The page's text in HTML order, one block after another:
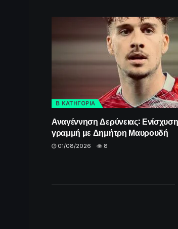
Β ΚΑΤΗΓΟΡΙΑ
Αναγέννηση Δερύνειας:
γραμμή με Δημήτρη Μαυρουδή
01/08/2026 8